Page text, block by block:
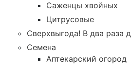
Саженцы хвойных
Цитрусовые
Сверхвыгода! В два раза
Семена
Аптекарский огород